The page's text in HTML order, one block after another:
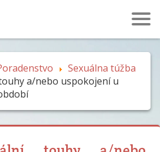
Sexuálna túžba
a/nebo uspokojení u